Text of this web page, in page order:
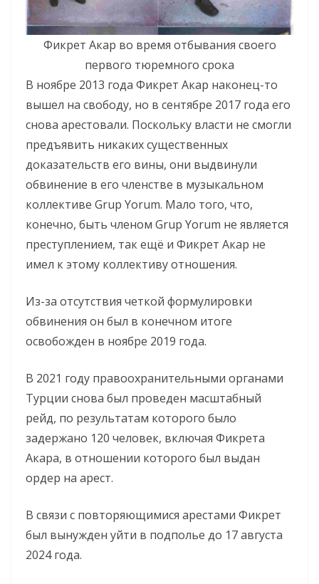
Фикрет Акар во время отбывания своего
первого тюремного срока
В ноябре 2013 года Фикрет Акар наконец-то
вышел на свободу, но в сентябре 2017 года его
снова арестовали. Поскольку власти не смогли
предъявить никаких существенных
доказательств его вины, они выдвинули
обвинение в его членстве в музыкальном
коллективе Grup Yorum. Мало того, что,
конечно, быть членом Grup Yorum не является
преступлением, так ещё и Фикрет Акар не
имел к этому коллективу отношения.
Из-за отсутствия четкой формулировки
обвинения он был в конечном итоге
освобожден в ноябре 2019 года.
В 2021 году правоохранительными органами
Турции снова был проведен масштабный
рейд, по результатам которого было
задержано 120 человек, включая Фикрета
Акара, в отношении которого был выдан
ордер на арест.
В связи с повторяющимися арестами Фикрет
был вынужден уйти в подполье до 17 августа
2024 года.